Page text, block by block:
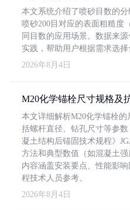
本文系统介绍了喷砂目数的
喷砂200目对应的表面粗糙度
同目数的应用场景。数据来
实践，帮助用户根据需求选择
2026年8月4日
M20化学锚栓尺寸规格及
本文详细解析M20化学锚栓
括螺杆直径、钻孔尺寸等参
凝土结构后锚固技术规程》
方法和典型数值（如混凝土强
内容涵盖安装要点、性能影
程技术人员参考。
2026年8月4日